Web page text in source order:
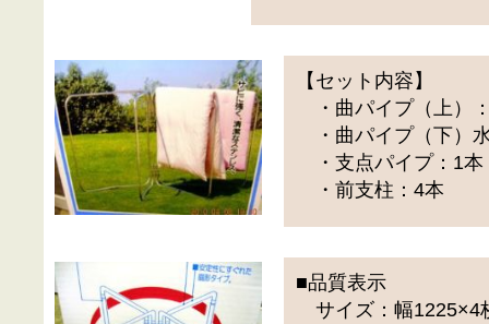
【セット内容】
・曲パイプ（上）
・曲パイプ（下）
・支点パイプ：1本
・前支柱：4本
■品質表示
サイズ：幅1225×4